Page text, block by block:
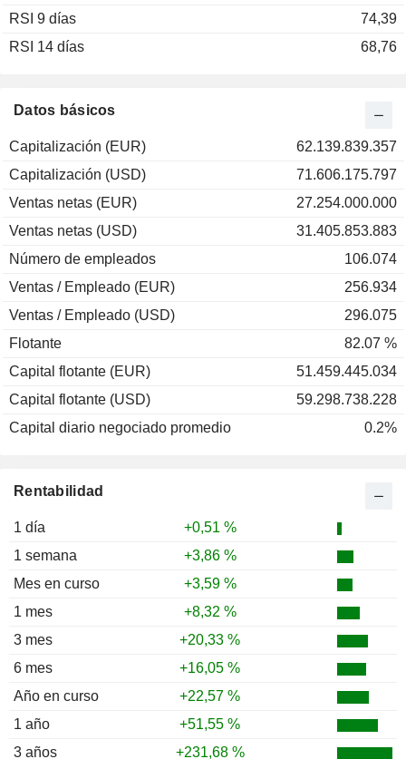
Rentabilidad
1 día
+0,51 %
1 semana
+3,86 %
Mes en curso
+3,59 %
1 mes
+8,32 %
3 mes
+20,33 %
6 mes
+16,05 %
Año en curso
+22,57 %
1 año
+51,55 %
3 años
+231,68 %
Datos básicos
Capitalización (EUR)
62.139.839.357
Capitalización (USD)
71.606.175.797
Ventas netas (EUR)
27.254.000.000
Ventas netas (USD)
31.405.853.883
Número de empleados
106.074
Ventas / Empleado (EUR)
256.934
Ventas / Empleado (USD)
296.075
Flotante
82.07 %
Capital flotante (EUR)
51.459.445.034
Capital flotante (USD)
59.298.738.228
Capital diario negociado promedio
0.2%
RSI 9 días
74,39
RSI 14 días
68,76
2002
2001
1999
1997
1996
+43,45 %